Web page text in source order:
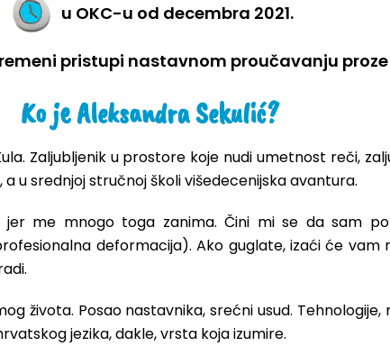
u OKC-u od decembra 2021.
pristupi nastavnom proučavanju proze
Ko je Aleksandra Sekulić?
Zaljubljenik u prostore koje nudi umetnost reči,
u srednjoj stručnoj školi višedecenijska avantura.
jer me mnogo toga zanima. Čini mi se da sam
deformacija). Ako guglate, izaći će vam
života. Posao nastavnika, srećni usud.
jezika, dakle, vrsta koja izumire.